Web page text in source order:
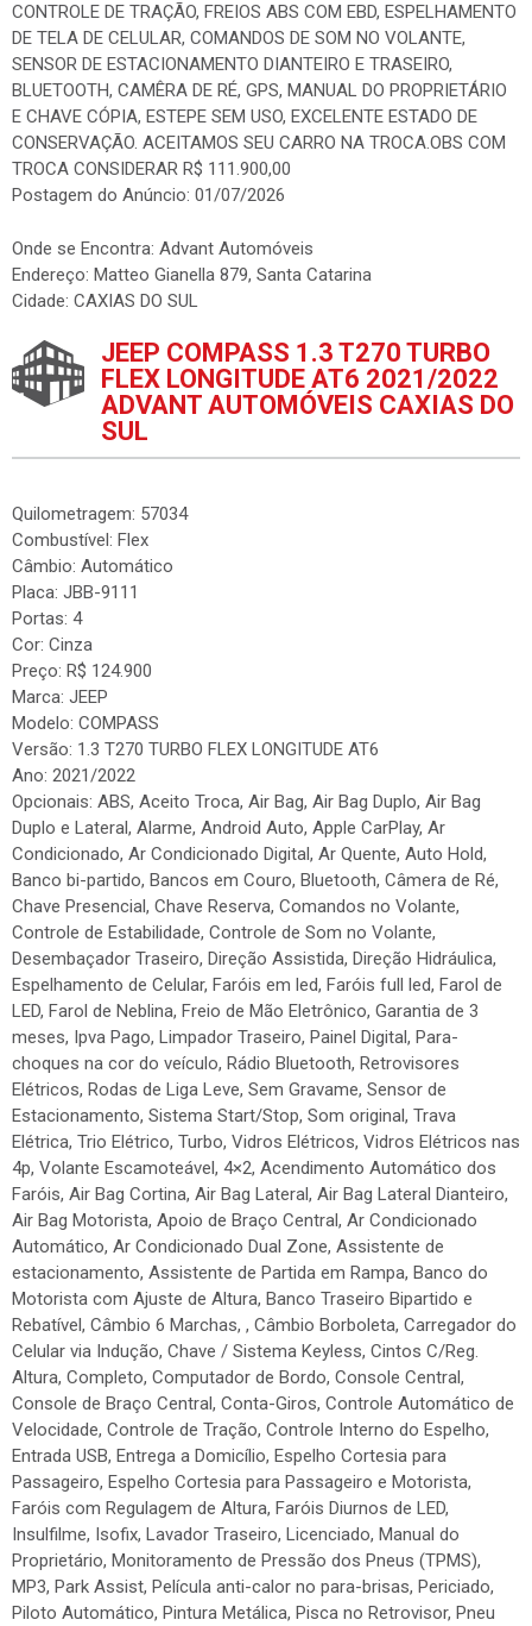
CONTROLE DE TRAÇÃO, FREIOS ABS COM EBD, ESPELHAMENTO
DE TELA DE CELULAR, COMANDOS DE SOM NO VOLANTE,
SENSOR DE ESTACIONAMENTO DIANTEIRO E TRASEIRO,
BLUETOOTH, CAMÊRA DE RÉ, GPS, MANUAL DO PROPRIETÁRIO
E CHAVE CÓPIA, ESTEPE SEM USO, EXCELENTE ESTADO DE
CONSERVAÇÃO. ACEITAMOS SEU CARRO NA TROCA.OBS COM
TROCA CONSIDERAR R$ 111.900,00
Postagem do Anúncio: 01/07/2026
Onde se Encontra: Advant Automóveis
Endereço: Matteo Gianella 879, Santa Catarina
Cidade: CAXIAS DO SUL
JEEP COMPASS 1.3 T270 TURBO
FLEX LONGITUDE AT6 2021/2022
ADVANT AUTOMÓVEIS CAXIAS DO
SUL
Quilometragem: 57034
Combustível: Flex
Câmbio: Automático
Placa: JBB-9111
Portas: 4
Cor: Cinza
Preço: R$ 124.900
Marca: JEEP
Modelo: COMPASS
Versão: 1.3 T270 TURBO FLEX LONGITUDE AT6
Ano: 2021/2022
Opcionais: ABS, Aceito Troca, Air Bag, Air Bag Duplo, Air Bag
Duplo e Lateral, Alarme, Android Auto, Apple CarPlay, Ar
Condicionado, Ar Condicionado Digital, Ar Quente, Auto Hold,
Banco bi-partido, Bancos em Couro, Bluetooth, Câmera de Ré,
Chave Presencial, Chave Reserva, Comandos no Volante,
Controle de Estabilidade, Controle de Som no Volante,
Desembaçador Traseiro, Direção Assistida, Direção Hidráulica,
Espelhamento de Celular, Faróis em led, Faróis full led, Farol de
LED, Farol de Neblina, Freio de Mão Eletrônico, Garantia de 3
meses, Ipva Pago, Limpador Traseiro, Painel Digital, Para-
choques na cor do veículo, Rádio Bluetooth, Retrovisores
Elétricos, Rodas de Liga Leve, Sem Gravame, Sensor de
Estacionamento, Sistema Start/Stop, Som original, Trava
Elétrica, Trio Elétrico, Turbo, Vidros Elétricos, Vidros Elétricos nas
4p, Volante Escamoteável, 4×2, Acendimento Automático dos
Faróis, Air Bag Cortina, Air Bag Lateral, Air Bag Lateral Dianteiro,
Air Bag Motorista, Apoio de Braço Central, Ar Condicionado
Automático, Ar Condicionado Dual Zone, Assistente de
estacionamento, Assistente de Partida em Rampa, Banco do
Motorista com Ajuste de Altura, Banco Traseiro Bipartido e
Rebatível, Câmbio 6 Marchas, , Câmbio Borboleta, Carregador do
Celular via Indução, Chave / Sistema Keyless, Cintos C/Reg.
Altura, Completo, Computador de Bordo, Console Central,
Console de Braço Central, Conta-Giros, Controle Automático de
Velocidade, Controle de Tração, Controle Interno do Espelho,
Entrada USB, Entrega a Domicílio, Espelho Cortesia para
Passageiro, Espelho Cortesia para Passageiro e Motorista,
Faróis com Regulagem de Altura, Faróis Diurnos de LED,
Insulfilme, Isofix, Lavador Traseiro, Licenciado, Manual do
Proprietário, Monitoramento de Pressão dos Pneus (TPMS),
MP3, Park Assist, Película anti-calor no para-brisas, Periciado,
Piloto Automático, Pintura Metálica, Pisca no Retrovisor, Pneu